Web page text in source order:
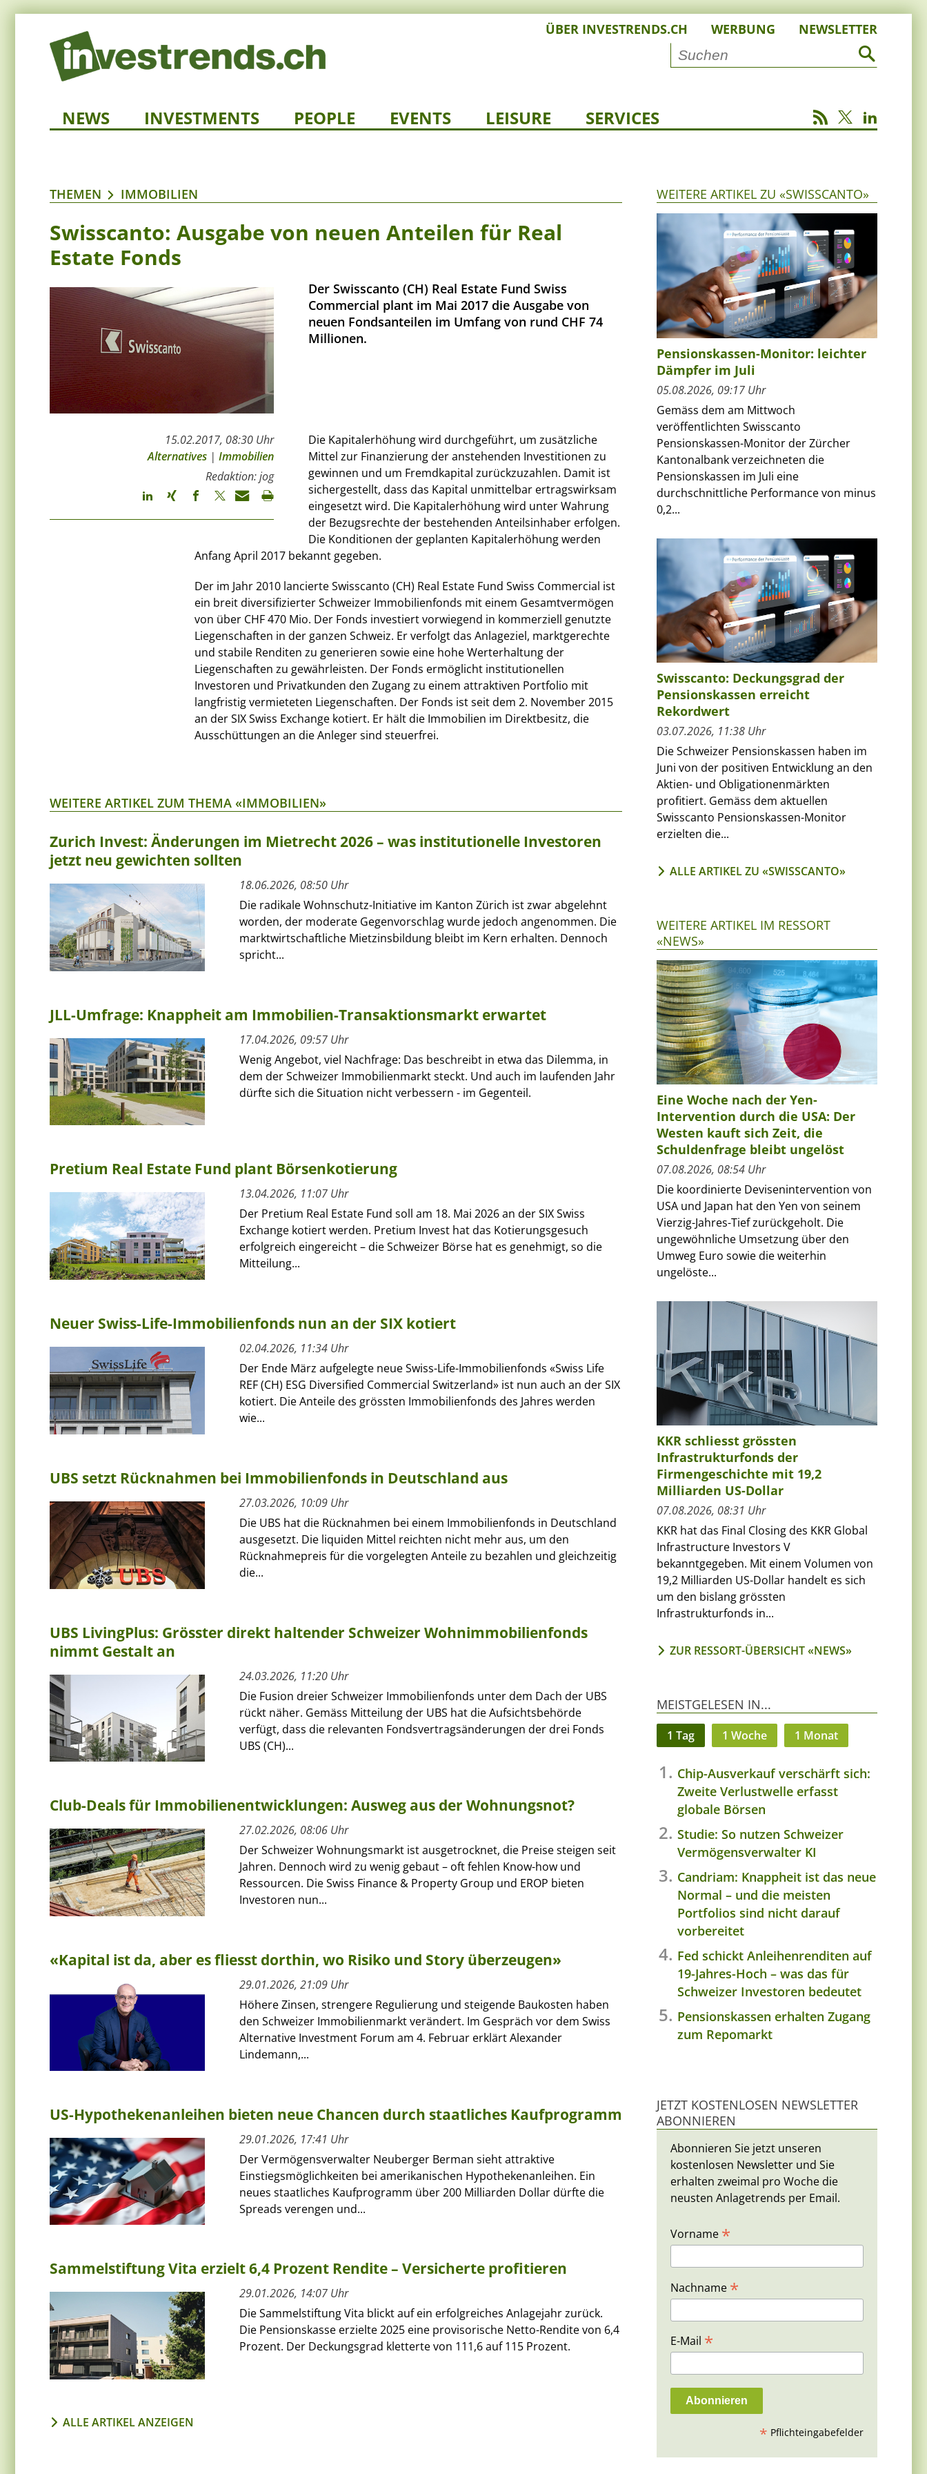
ÜBER INVESTRENDS.CH WERBUNG NEWSLETTER
NEWS INVESTMENTS PEOPLE EVENTS LEISURE SERVICES
THEMEN IMMOBILIEN
Swisscanto: Ausgabe von neuen Anteilen für Real
Estate Fonds
Der Swisscanto (CH) Real Estate Fund Swiss
Commercial plant im Mai 2017 die Ausgabe von
neuen Fondsanteilen im Umfang von rund CHF 74
Millionen.
15.02.2017, 08:30 Uhr
Alternatives | Immobilien
Redaktion: jog
Die Kapitalerhöhung wird durchgeführt, um zusätzliche
Mittel zur Finanzierung der anstehenden Investitionen zu
gewinnen und um Fremdkapital zurückzuzahlen. Damit ist
sichergestellt, dass das Kapital unmittelbar ertragswirksam
eingesetzt wird. Die Kapitalerhöhung wird unter Wahrung
der Bezugsrechte der bestehenden Anteilsinhaber erfolgen.
Die Konditionen der geplanten Kapitalerhöhung werden
Anfang April 2017 bekannt gegeben.
Der im Jahr 2010 lancierte Swisscanto (CH) Real Estate Fund Swiss Commercial ist
ein breit diversifizierter Schweizer Immobilienfonds mit einem Gesamtvermögen
von über CHF 470 Mio. Der Fonds investiert vorwiegend in kommerziell genutzte
Liegenschaften in der ganzen Schweiz. Er verfolgt das Anlageziel, marktgerechte
und stabile Renditen zu generieren sowie eine hohe Werterhaltung der
Liegenschaften zu gewährleisten. Der Fonds ermöglicht institutionellen
Investoren und Privatkunden den Zugang zu einem attraktiven Portfolio mit
langfristig vermieteten Liegenschaften. Der Fonds ist seit dem 2. November 2015
an der SIX Swiss Exchange kotiert. Er hält die Immobilien im Direktbesitz, die
Ausschüttungen an die Anleger sind steuerfrei.
WEITERE ARTIKEL ZUM THEMA «IMMOBILIEN»
Zurich Invest: Änderungen im Mietrecht 2026 – was institutionelle Investoren
jetzt neu gewichten sollten
18.06.2026, 08:50 Uhr
Die radikale Wohnschutz-Initiative im Kanton Zürich ist zwar abgelehnt
worden, der moderate Gegenvorschlag wurde jedoch angenommen. Die
marktwirtschaftliche Mietzinsbildung bleibt im Kern erhalten. Dennoch
spricht...
JLL-Umfrage: Knappheit am Immobilien-Transaktionsmarkt erwartet
17.04.2026, 09:57 Uhr
Wenig Angebot, viel Nachfrage: Das beschreibt in etwa das Dilemma, in
dem der Schweizer Immobilienmarkt steckt. Und auch im laufenden Jahr
dürfte sich die Situation nicht verbessern - im Gegenteil.
Pretium Real Estate Fund plant Börsenkotierung
13.04.2026, 11:07 Uhr
Der Pretium Real Estate Fund soll am 18. Mai 2026 an der SIX Swiss
Exchange kotiert werden. Pretium Invest hat das Kotierungsgesuch
erfolgreich eingereicht – die Schweizer Börse hat es genehmigt, so die
Mitteilung...
Neuer Swiss-Life-Immobilienfonds nun an der SIX kotiert
02.04.2026, 11:34 Uhr
Der Ende März aufgelegte neue Swiss-Life-Immobilienfonds «Swiss Life
REF (CH) ESG Diversified Commercial Switzerland» ist nun auch an der SIX
kotiert. Die Anteile des grössten Immobilienfonds des Jahres werden
wie...
UBS setzt Rücknahmen bei Immobilienfonds in Deutschland aus
27.03.2026, 10:09 Uhr
Die UBS hat die Rücknahmen bei einem Immobilienfonds in Deutschland
ausgesetzt. Die liquiden Mittel reichten nicht mehr aus, um den
Rücknahmepreis für die vorgelegten Anteile zu bezahlen und gleichzeitig
die...
UBS LivingPlus: Grösster direkt haltender Schweizer Wohnimmobilienfonds
nimmt Gestalt an
24.03.2026, 11:20 Uhr
Die Fusion dreier Schweizer Immobilienfonds unter dem Dach der UBS
rückt näher. Gemäss Mitteilung der UBS hat die Aufsichtsbehörde
verfügt, dass die relevanten Fondsvertragsänderungen der drei Fonds
UBS (CH)...
Club-Deals für Immobilienentwicklungen: Ausweg aus der Wohnungsnot?
27.02.2026, 08:06 Uhr
Der Schweizer Wohnungsmarkt ist ausgetrocknet, die Preise steigen seit
Jahren. Dennoch wird zu wenig gebaut – oft fehlen Know-how und
Ressourcen. Die Swiss Finance & Property Group und EROP bieten
Investoren nun...
«Kapital ist da, aber es fliesst dorthin, wo Risiko und Story überzeugen»
29.01.2026, 21:09 Uhr
Höhere Zinsen, strengere Regulierung und steigende Baukosten haben
den Schweizer Immobilienmarkt verändert. Im Gespräch vor dem Swiss
Alternative Investment Forum am 4. Februar erklärt Alexander
Lindemann,...
US-Hypothekenanleihen bieten neue Chancen durch staatliches Kaufprogramm
29.01.2026, 17:41 Uhr
Der Vermögensverwalter Neuberger Berman sieht attraktive
Einstiegsmöglichkeiten bei amerikanischen Hypothekenanleihen. Ein
neues staatliches Kaufprogramm über 200 Milliarden Dollar dürfte die
Spreads verengen und...
Sammelstiftung Vita erzielt 6,4 Prozent Rendite – Versicherte profitieren
29.01.2026, 14:07 Uhr
Die Sammelstiftung Vita blickt auf ein erfolgreiches Anlagejahr zurück.
Die Pensionskasse erzielte 2025 eine provisorische Netto-Rendite von 6,4
Prozent. Der Deckungsgrad kletterte von 111,6 auf 115 Prozent.
ALLE ARTIKEL ANZEIGEN
WEITERE ARTIKEL ZU «SWISSCANTO»
Pensionskassen-Monitor: leichter
Dämpfer im Juli
05.08.2026, 09:17 Uhr
Gemäss dem am Mittwoch
veröffentlichten Swisscanto
Pensionskassen-Monitor der Zürcher
Kantonalbank verzeichneten die
Pensionskassen im Juli eine
durchschnittliche Performance von minus
0,2...
Swisscanto: Deckungsgrad der
Pensionskassen erreicht
Rekordwert
03.07.2026, 11:38 Uhr
Die Schweizer Pensionskassen haben im
Juni von der positiven Entwicklung an den
Aktien- und Obligationenmärkten
profitiert. Gemäss dem aktuellen
Swisscanto Pensionskassen-Monitor
erzielten die...
ALLE ARTIKEL ZU «SWISSCANTO»
WEITERE ARTIKEL IM RESSORT
«NEWS»
Eine Woche nach der Yen-
Intervention durch die USA: Der
Westen kauft sich Zeit, die
Schuldenfrage bleibt ungelöst
07.08.2026, 08:54 Uhr
Die koordinierte Devisenintervention von
USA und Japan hat den Yen von seinem
Vierzig-Jahres-Tief zurückgeholt. Die
ungewöhnliche Umsetzung über den
Umweg Euro sowie die weiterhin
ungelöste...
KKR schliesst grössten
Infrastrukturfonds der
Firmengeschichte mit 19,2
Milliarden US-Dollar
07.08.2026, 08:31 Uhr
KKR hat das Final Closing des KKR Global
Infrastructure Investors V
bekanntgegeben. Mit einem Volumen von
19,2 Milliarden US-Dollar handelt es sich
um den bislang grössten
Infrastrukturfonds in...
ZUR RESSORT-ÜBERSICHT «NEWS»
MEISTGELESEN IN...
1 Tag 1 Woche 1 Monat
Chip-Ausverkauf verschärft sich:
Zweite Verlustwelle erfasst
globale Börsen
Studie: So nutzen Schweizer
Vermögensverwalter KI
Candriam: Knappheit ist das neue
Normal – und die meisten
Portfolios sind nicht darauf
vorbereitet
Fed schickt Anleihenrenditen auf
19-Jahres-Hoch – was das für
Schweizer Investoren bedeutet
Pensionskassen erhalten Zugang
zum Repomarkt
JETZT KOSTENLOSEN NEWSLETTER
ABONNIEREN
Abonnieren Sie jetzt unseren
kostenlosen Newsletter und Sie
erhalten zweimal pro Woche die
neusten Anlagetrends per Email.
Vorname *
Nachname *
E-Mail *
* Pflichteingabefelder